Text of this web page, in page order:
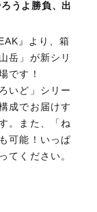
うよ勝負、出
』より、箱
岳」が新シリ
です！
いど」シリー
成でお届けす
。また、「ね
可能！いっぱ
てください。